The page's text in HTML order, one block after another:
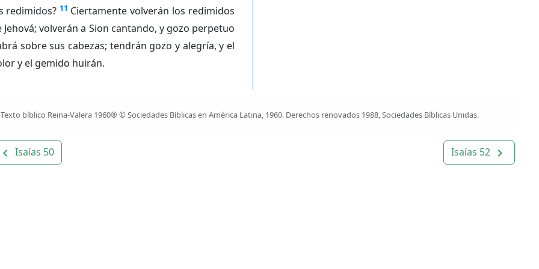
redimidos? 11 Ciertamente volverán los redimidos
Jehová; volverán a Sion cantando, y gozo perpetuo
sobre sus cabezas; tendrán gozo y alegría, y el
y el gemido huirán.
Texto bíblico Reina-Valera 1960® © Sociedades Bíblicas en América Latina, 1960. Derechos renovados 1988, Sociedades Bíblicas Unidas.
navigate_before Isaías 50 Isaías 52 navigate_next